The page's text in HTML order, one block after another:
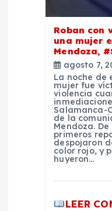
Roban con
una mujer
Mendoza,
agosto 7,
La noche de
mujer fue
violencia
Salamanca-
de la
Mendoza.
primeros
despojaron
color rojo, y
huyeron…
LEER